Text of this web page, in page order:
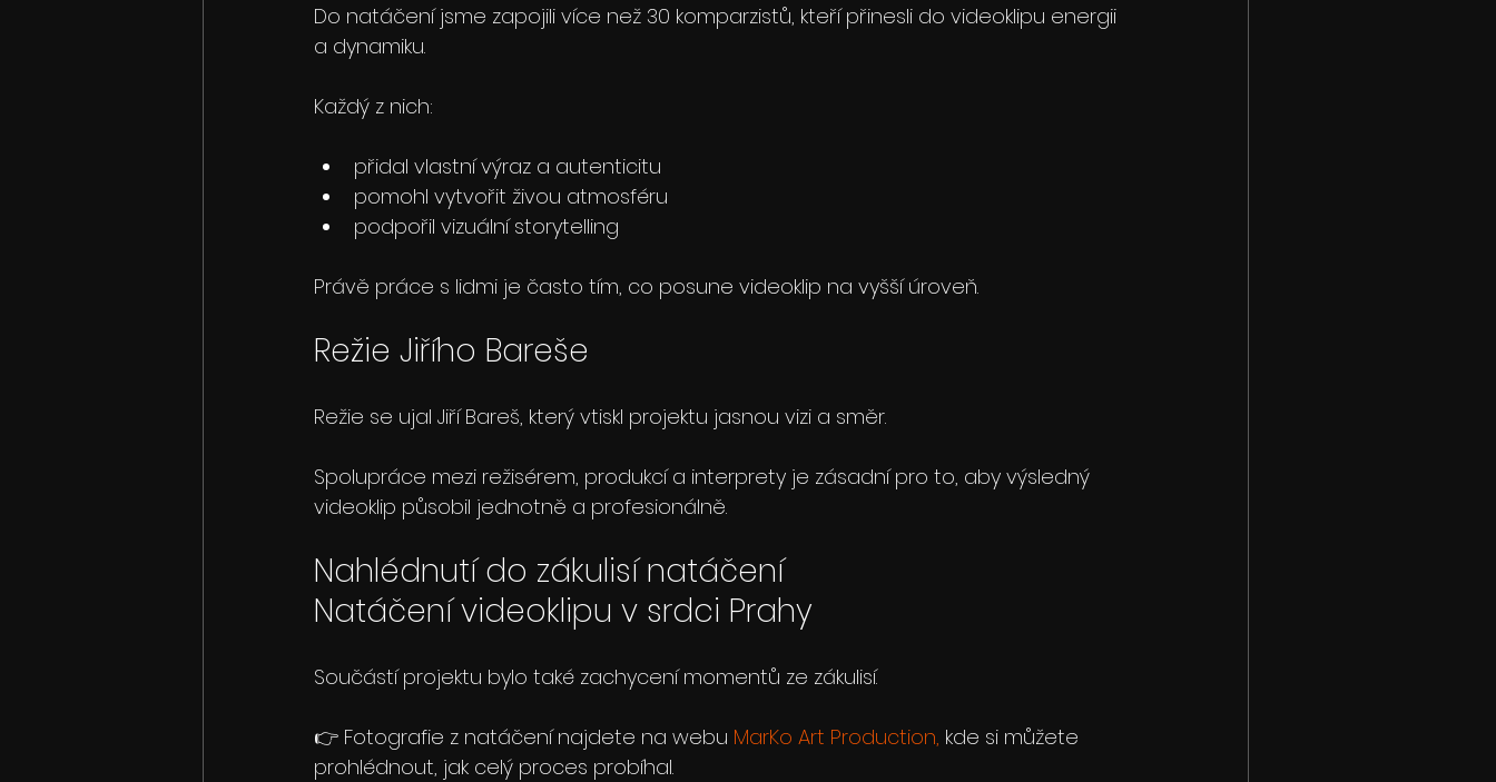
Do natáčení jsme zapojili více než 30 komparzistů, kteří přinesli do videoklipu energii
a dynamiku.
Každý z nich:
přidal vlastní výraz a autenticitu
pomohl vytvořit živou atmosféru
podpořil vizuální storytelling
Právě práce s lidmi je často tím, co posune videoklip na vyšší úroveň.
Režie Jiřího Bareše
Režie se ujal Jiří Bareš, který vtiskl projektu jasnou vizi a směr.
Spolupráce mezi režisérem, produkcí a interprety je zásadní pro to, aby výsledný
videoklip působil jednotně a profesionálně.
Nahlédnutí do zákulisí natáčení
Natáčení videoklipu v srdci Prahy
Součástí projektu bylo také zachycení momentů ze zákulisí.
👉 Fotografie z natáčení najdete na webu MarKo Art Production, kde si můžete
prohlédnout, jak celý proces probíhal.